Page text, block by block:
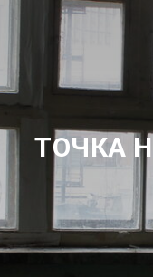
ТОЧКА